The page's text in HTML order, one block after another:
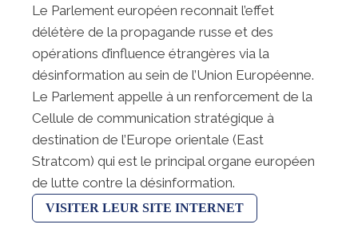
Le Parlement européen reconnait l’effet
délétère de la propagande russe et des
opérations d’influence étrangères via la
désinformation au sein de l’Union Européenne.
Le Parlement appelle à un renforcement de la
Cellule de communication stratégique à
destination de l’Europe orientale (East
Stratcom) qui est le principal organe européen
de lutte contre la désinformation.
VISITER LEUR SITE INTERNET